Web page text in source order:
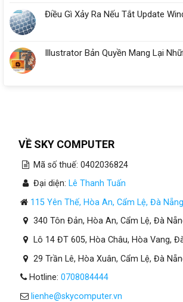
Điều Gì Xảy Ra Nếu Tắt Update
Illustrator Bản Quyền Mang Lại
VỀ SKY COMPUTER
Mã số thuế: 0402036824
Đại diện: Lê Thanh Tuấn
115 Yên Thế, Hòa An, Cẩm Lệ, Đà Nẵng
340 Tôn Đản, Hòa An, Cẩm Lệ, Đà
Lô 14 ĐT 605, Hòa Châu, Hòa Vang,
29 Trần Lê, Hòa Xuân, Cẩm Lệ, Đà
Hotline: 0708084444
lienhe@skycomputer.vn